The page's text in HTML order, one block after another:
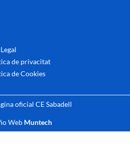
de privacitat
de Cookies
oficial CE Sabadell
Web Muntech